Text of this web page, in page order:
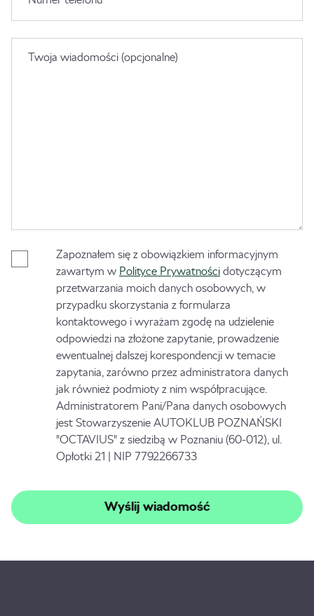
Twoja wiadomości (opcjonalne)
Zapoznałem się z obowiązkiem informacyjnym
zawartym w Polityce Prywatności dotyczącym
przetwarzania moich danych osobowych, w
przypadku skorzystania z formularza
kontaktowego i wyrażam zgodę na udzielenie
odpowiedzi na złożone zapytanie, prowadzenie
ewentualnej dalszej korespondencji w temacie
zapytania, zarówno przez administratora danych
jak również podmioty z nim współpracujące.
Administratorem Pani/Pana danych osobowych
jest Stowarzyszenie AUTOKLUB POZNAŃSKI
"OCTAVIUS" z siedzibą w Poznaniu (60-012), ul.
Opłotki 21 | NIP 7792266733